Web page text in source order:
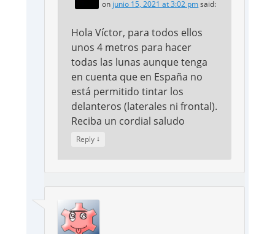
on junio 15, 2021 at 3:02 pmsaid:
Hola Víctor, para todos ellos
unos 4 metros para hacer
todas las lunas aunque tenga
en cuenta que en España no
está permitido tintar los
delanteros (laterales ni frontal).
Reciba un cordial saludo
Reply ↓